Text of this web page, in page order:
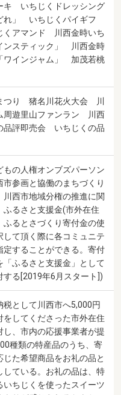
キ いちじくドレッシング
れ」 いちじくパイギフ
くアマンド 川西金時いち
ンスティック」 川西金時
ワインジャム」 加茂若桃
つり 猪名川花火大会 川
周遊里山ファンラン 川西
評即売会 いちじくの品
もの人権オンブズパーソン
参画と協働のまちづくり
西市地域分権の推進に関
るさと支援金(市外在住
ふるとさづくり寄付金の使
して頂く際に各コミュニテ
定することができる。寄付
「ふるさと支援金」として
する[2019年6月スタート])
税として川西市へ5,000円
をしてくださった市外在住
し、市内の応援事業者が提
種類の特産品のうち、寄
じた希望商品をお礼の品と
している。お礼の品は、特
いちじくを使ったスイーツ